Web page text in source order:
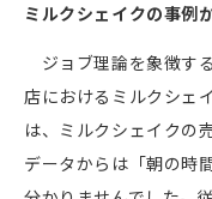
ミルクシェイクの事例
ジョブ理論を象徴す
店におけるミルクシェ
は、ミルクシェイクの
データからは「朝の時